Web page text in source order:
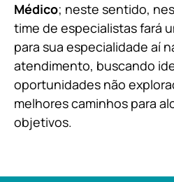
Médico; neste sentido,
time de especialistas fará
para sua especialidade aí
atendimento, buscando
oportunidades não
melhores caminhos para
objetivos.